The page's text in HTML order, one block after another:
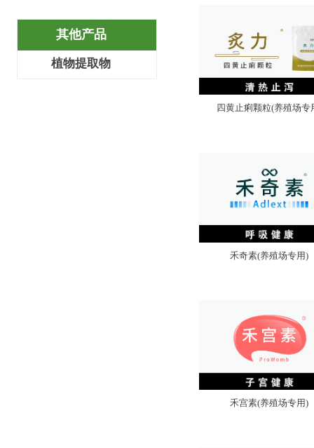
四黄止痢颗粒(养殖场专
禾奇素(养殖场专用)
禾宫素(养殖场专用)
全部分类
植物提取物
其他产品